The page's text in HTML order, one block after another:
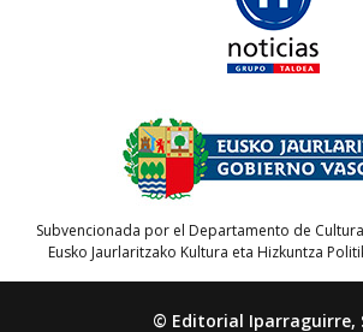
Subvencionada por el Departamento de
Eusko Jaurlaritzako Kultura eta Hizkuntza
© Editorial Iparraguirre,